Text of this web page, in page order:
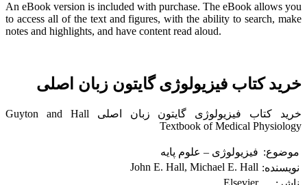
An eBook version is included with purchase. The eBook allows you
to access all of the text and figures, with the ability to search, make
notes and highlights, and have content read aloud.
خرید کتاب فیزیولوژی گایتون زبان اصلی
خرید کتاب فیزیولوژی گایتون زبان اصلی Guyton and Hall
Textbook of Medical Physiology
موضوع: فیزیولوژی – علوم پایه
نویسنده: John E. Hall, Michael E. Hall
Elsevier